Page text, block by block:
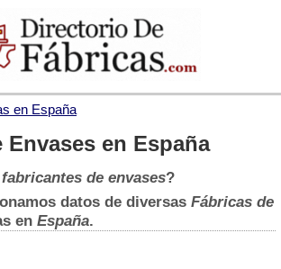
en España
Envases en España
fabricantes de envases?
datos de diversas Fábricas de
en España.